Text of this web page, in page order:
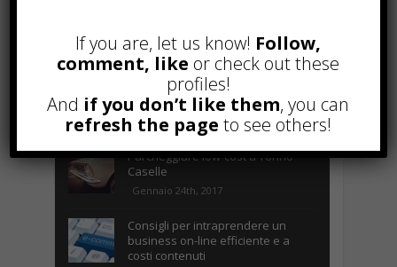
successo
Novembre 22nd, 2016
Comprare visite YouTube: i 5
vantaggi TOP!
Novembre 2nd, 2017
Parcheggiare low-cost a Torino
Caselle
Gennaio 24th, 2017
Consigli per intraprendere un
business on-line efficiente e a
costi contenuti
If you are, let us know! Follow,
comment, like or check out these
profiles!
And if you don’t like them, you can
refresh the page to see others!